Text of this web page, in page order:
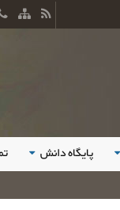
پایگاه دانش